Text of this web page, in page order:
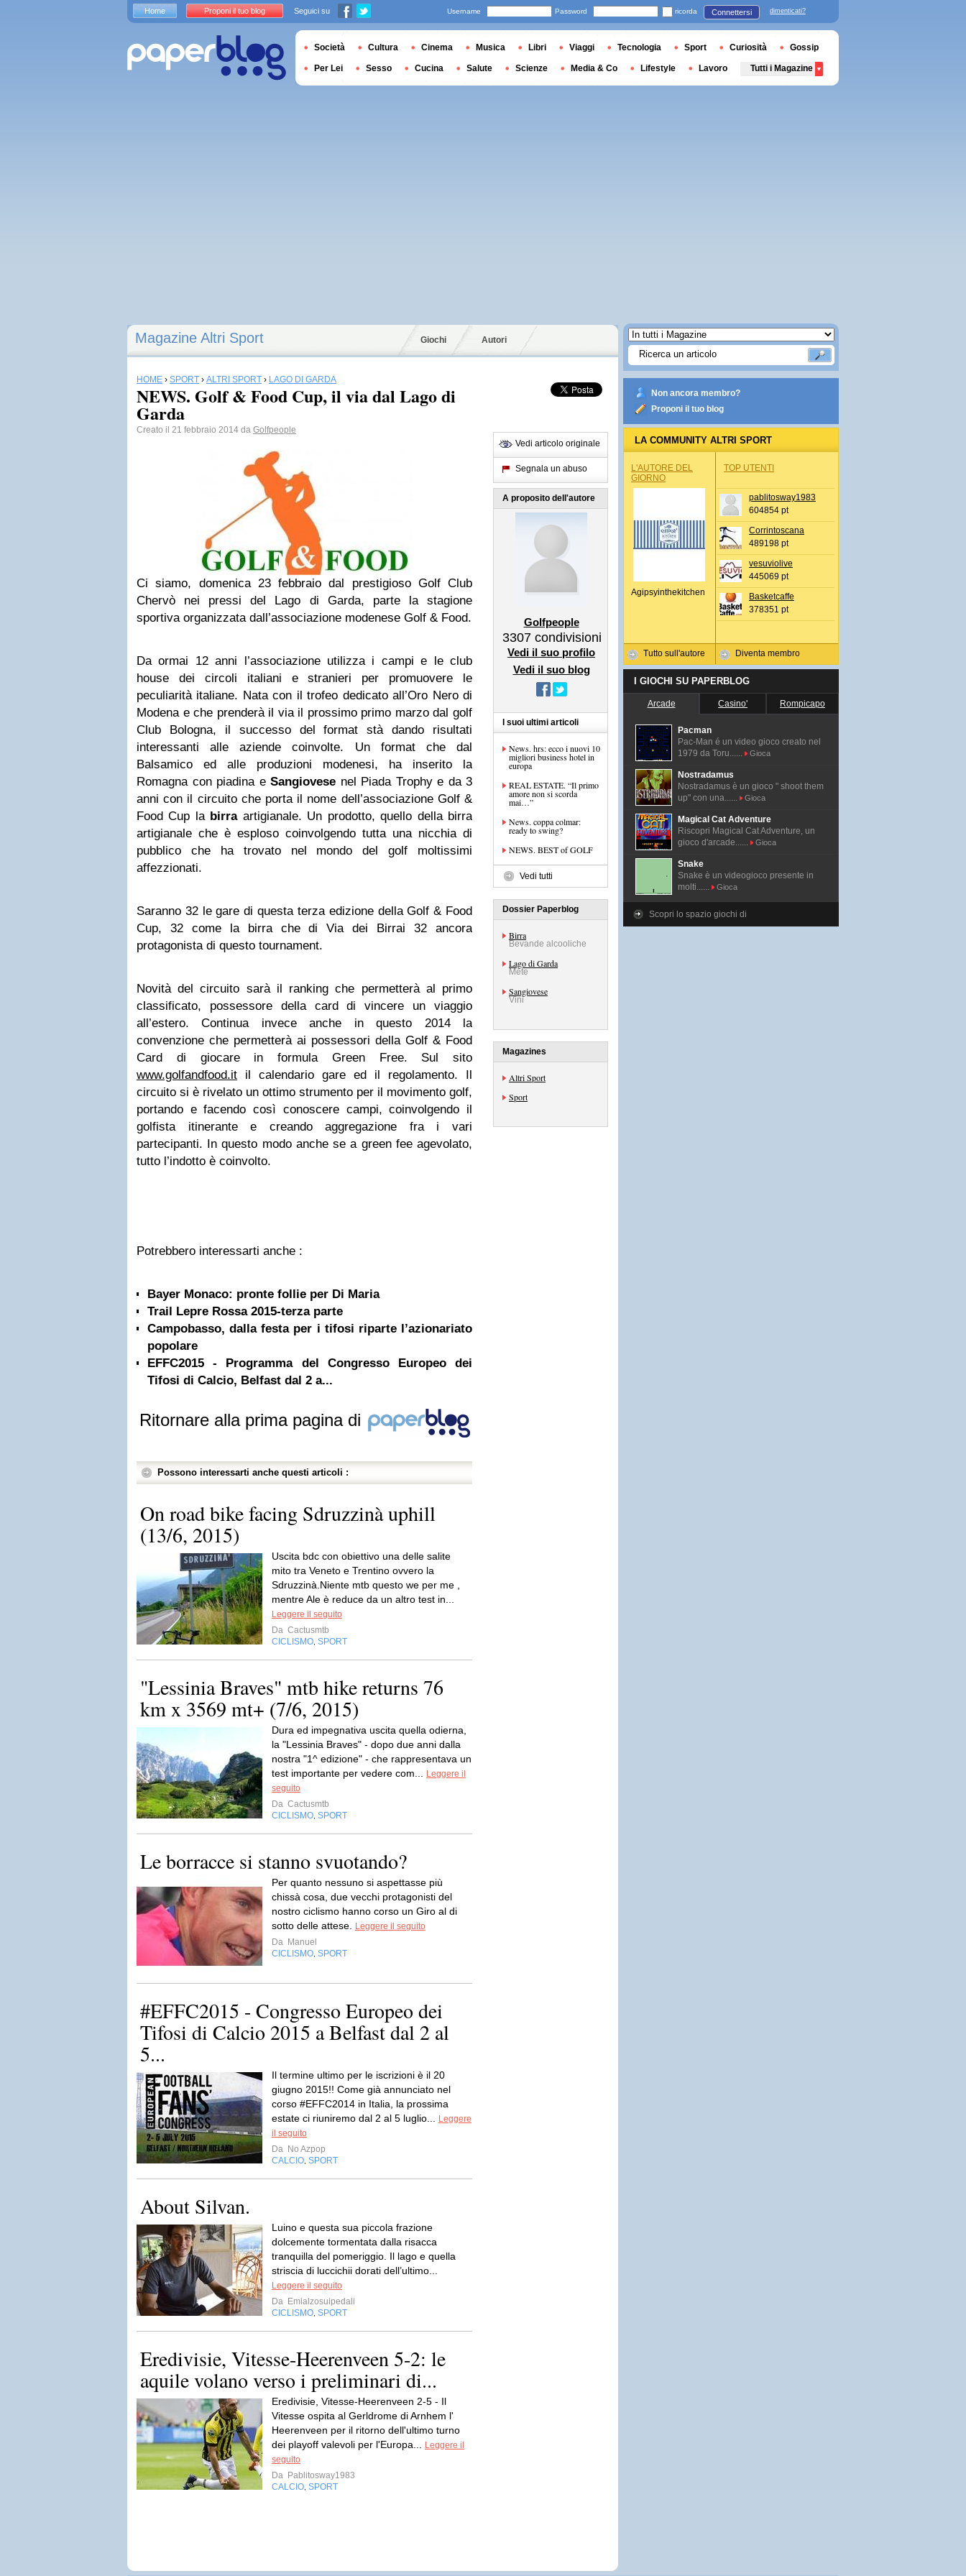
Magazine Altri Sport Giochi Autori
HOME › SPORT › ALTRI SPORT › LAGO DI GARDA
NEWS. Golf & Food Cup, il via dal Lago di
Garda
Creato il 21 febbraio 2014 da Golfpeople
Ci siamo, domenica 23 febbraio dal prestigioso Golf Club
Chervò nei pressi del Lago di Garda, parte la stagione
sportiva organizzata dall’associazione modenese Golf & Food.
Da ormai 12 anni l’associazione utilizza i campi e le club
house dei circoli italiani e stranieri per promuovere le
peculiarità italiane. Nata con il trofeo dedicato all’Oro Nero di
Modena e che prenderà il via il prossimo primo marzo dal golf
Club Bologna, il successo del format stà dando risultati
interessanti alle aziende coinvolte. Un format che dal
Balsamico ed alle produzioni modenesi, ha inserito la
Romagna con piadina e Sangiovese nel Piada Trophy e da 3
anni con il circuito che porta il nome dell’associazione Golf &
Food Cup la birraartigianale. Un prodotto, quello della birra
artigianale che è esploso coinvolgendo tutta una nicchia di
pubblico che ha trovato nel mondo del golf moltissimi
affezzionati.
Saranno 32 le gare di questa terza edizione della Golf & Food
Cup, 32 come la birra che di Via dei Birrai 32 ancora
protagonista di questo tournament.
Novità del circuito sarà il ranking che permetterà al primo
classificato, possessore della card di vincere un viaggio
all’estero. Continua invece anche in questo 2014 la
convenzione che permetterà ai possessori della Golf & Food
Card di giocare in formula Green Free. Sul sito
www.golfandfood.it il calendario gare ed il regolamento. Il
circuito si è rivelato un ottimo strumento per il movimento golf,
portando e facendo così conoscere campi, coinvolgendo il
golfista itinerante e creando aggregazione fra i vari
partecipanti. In questo modo anche se a green fee agevolato,
tutto l’indotto è coinvolto.
Potrebbero interessarti anche :
Bayer Monaco: pronte follie per Di Maria
Trail Lepre Rossa 2015-terza parte
Campobasso, dalla festa per i tifosi riparte l’azionariato
popolare
EFFC2015 - Programma del Congresso Europeo dei
Tifosi di Calcio, Belfast dal 2 a...
Ritornare alla prima pagina di
Possono interessarti anche questi articoli :
On road bike facing Sdruzzinà uphill
(13/6, 2015)
Uscita bdc con obiettivo una delle salite
mito tra Veneto e Trentino ovvero la
Sdruzzinà.Niente mtb questo we per me ,
mentre Ale è reduce da un altro test in...
Leggere il seguito
Da Cactusmtb
CICLISMO SPORT
"Lessinia Braves" mtb hike returns 76
km x 3569 mt+ (7/6, 2015)
Dura ed impegnativa uscita quella odierna,
la "Lessinia Braves" - dopo due anni dalla
nostra "1^ edizione" - che rappresentava un
test importante per vedere com...
Leggere il
seguito
Da Cactusmtb
CICLISMO SPORT
Le borracce si stanno svuotando?
Per quanto nessuno si aspettasse più
chissà cosa, due vecchi protagonisti del
nostro ciclismo hanno corso un Giro al di
sotto delle attese.
Leggere il seguito
Da Manuel
CICLISMO SPORT
#EFFC2015 - Congresso Europeo dei
Tifosi di Calcio 2015 a Belfast dal 2 al
5...
Il termine ultimo per le iscrizioni è il 20
giugno 2015!! Come già annunciato nel
corso #EFFC2014 in Italia, la prossima
estate ci riuniremo dal 2 al 5 luglio...
Leggere
il seguito
Da No Azpop
CALCIO SPORT
About Silvan.
Luino e questa sua piccola frazione
dolcemente tormentata dalla risacca
tranquilla del pomeriggio. Il lago e quella
striscia di luccichii dorati dell’ultimo...
Leggere il seguito
Da Emialzosuipedali
CICLISMO SPORT
Eredivisie, Vitesse-Heerenveen 5-2: le
aquile volano verso i preliminari di...
Eredivisie, Vitesse-Heerenveen 2-5 - Il
Vitesse ospita al Gerldrome di Arnhem l'
Heerenveen per il ritorno dell'ultimo turno
dei playoff valevoli per l'Europa...
Leggere il
seguito
Da Pablitosway1983
CALCIO SPORT
Vedi articolo originale
Segnala un abuso
A proposito dell'autore
Golfpeople
3307 condivisioni
Vedi il suo profilo
Vedi il suo blog
I suoi ultimi articoli
News. hrs: ecco i nuovi 10
migliori business hotel in
europa
REAL ESTATE. “Il primo
amore non si scorda
mai…”
News. coppa colmar:
ready to swing?
NEWS. BEST of GOLF
Vedi tutti
Dossier Paperblog
Birra
Bevande alcooliche
Lago di Garda
Mete
Sangiovese
Vini
Magazines
Altri Sport
Sport
Non ancora membro?
Proponi il tuo blog
LA COMMUNITY ALTRI SPORT
L'AUTORE DEL
GIORNO
Agipsyinthekitchen
Tutto sull'autore
TOP UTENTI
pablitosway1983
604854 pt
Corrintoscana
489198 pt
vesuviolive
445069 pt
Basketcaffe
378351 pt
Diventa membro
I GIOCHI SU PAPERBLOG
Arcade Casino' Rompicapo
Pacman
Pac-Man é un video gioco creato nel
1979 da Toru......
Gioca
Nostradamus
Nostradamus è un gioco " shoot them
up" con una......
Gioca
Magical Cat Adventure
Riscopri Magical Cat Adventure, un
gioco d'arcade......
Gioca
Snake
Snake è un videogioco presente in
molti......
Gioca
Scopri lo spazio giochi di
Home Proponi il tuo blog Seguici su Username Password ricorda Connettersi dimenticati?
Società Cultura Cinema Musica Libri Viaggi Tecnologia Sport Curiosità Gossip
Per Lei Sesso Cucina Salute Scienze Media & Co Lifestyle Lavoro Tutti i Magazine